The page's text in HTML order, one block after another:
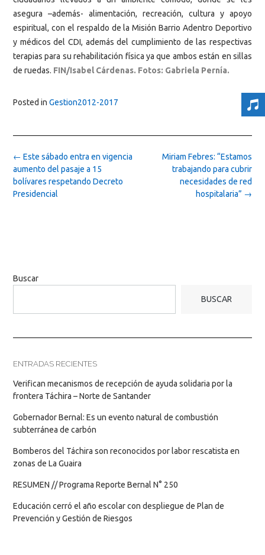
asegura –además- alimentación, recreación, cultura y apoyo
espiritual, con el respaldo de la Misión Barrio Adentro Deportivo
y médicos del CDI, además del cumplimiento de las respectivas
terapias para su rehabilitación física ya que ambos están en sillas
de ruedas. FIN/Isabel Cárdenas. Fotos: Gabriela Pernía.
Posted in Gestion2012-2017
Post
navigation
Miriam Febres: “Estamos
trabajando para cubrir
necesidades de red
hospitalaria” →
← Este sábado entra en vigencia
aumento del pasaje a 15
bolívares respetando Decreto
Presidencial
Buscar
BUSCAR
ENTRADAS RECIENTES
Verifican mecanismos de recepción de ayuda solidaria por la
frontera Táchira – Norte de Santander
Gobernador Bernal: Es un evento natural de combustión
subterránea de carbón
Bomberos del Táchira son reconocidos por labor rescatista en
zonas de La Guaira
RESUMEN // Programa Reporte Bernal N° 250
Educación cerró el año escolar con despliegue de Plan de
Prevención y Gestión de Riesgos